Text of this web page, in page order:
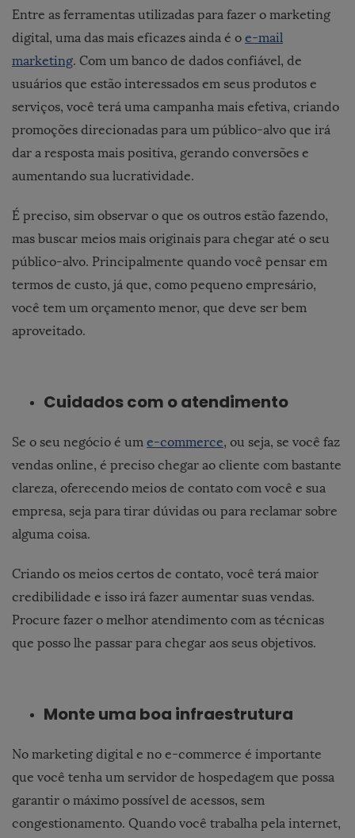
Entre as ferramentas utilizadas para fazer o marketing
digital, uma das mais eficazes ainda é o e-mail
marketing. Com um banco de dados confiável, de
usuários que estão interessados em seus produtos e
serviços, você terá uma campanha mais efetiva, criando
promoções direcionadas para um público-alvo que irá
dar a resposta mais positiva, gerando conversões e
aumentando sua lucratividade.
É preciso, sim observar o que os outros estão fazendo,
mas buscar meios mais originais para chegar até o seu
público-alvo. Principalmente quando você pensar em
termos de custo, já que, como pequeno empresário,
você tem um orçamento menor, que deve ser bem
aproveitado.
Cuidados com o atendimento
Se o seu negócio é um e-commerce, ou seja, se você faz
vendas online, é preciso chegar ao cliente com bastante
clareza, oferecendo meios de contato com você e sua
empresa, seja para tirar dúvidas ou para reclamar sobre
alguma coisa.
Criando os meios certos de contato, você terá maior
credibilidade e isso irá fazer aumentar suas vendas.
Procure fazer o melhor atendimento com as técnicas
que posso lhe passar para chegar aos seus objetivos.
Monte uma boa infraestrutura
No marketing digital e no e-commerce é importante
que você tenha um servidor de hospedagem que possa
garantir o máximo possível de acessos, sem
congestionamento. Quando você trabalha pela internet,